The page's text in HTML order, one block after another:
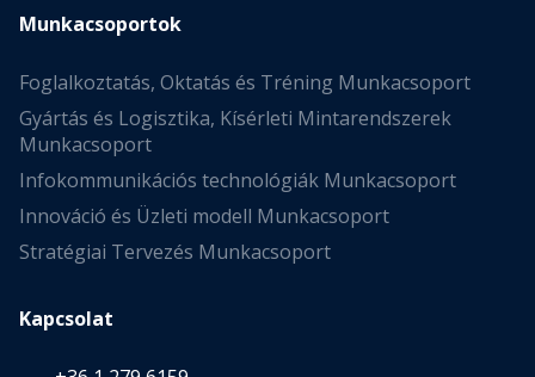
Munkacsoportok
Foglalkoztatás, Oktatás és Tréning Munkacsoport
Gyártás és Logisztika, Kísérleti Mintarendszerek
Munkacsoport
Infokommunikációs technológiák Munkacsoport
Innováció és Üzleti modell Munkacsoport
Stratégiai Tervezés Munkacsoport
Kapcsolat